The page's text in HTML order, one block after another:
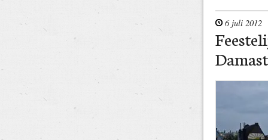
6 juli 2012
Damast